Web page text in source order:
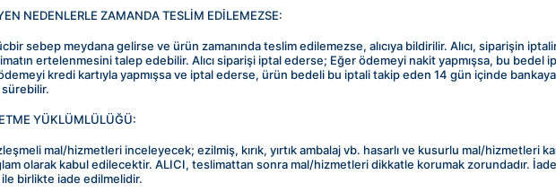
NEDENLERLE ZAMANDA TESLİM EDİLEMEZSE:
sebep meydana gelirse ve ürün zamanında teslim edilemezse, alıcıya bildirilir. Alıcı, siparişin
ertelenmesini talep edebilir. Alıcı siparişi iptal ederse; Eğer ödemeyi nakit yapmışsa, bu
kredi kartıyla yapmışsa ve iptal ederse, ürün bedeli bu iptali takip eden 14 gün içinde bankaya
sürebilir.
YÜKLÜMLÜLÜĞÜ:
mal/hizmetleri inceleyecek; ezilmiş, kırık, yırtık ambalaj vb. hasarlı ve kusurlu mal/hizmetleri
olarak kabul edilecektir. ALICI, teslimattan sonra mal/hizmetleri dikkatle korumak zorundadır.
ile birlikte iade edilmelidir.